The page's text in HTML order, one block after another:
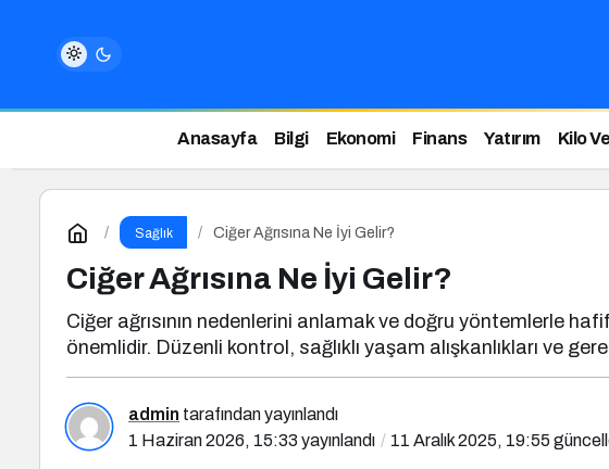
Anasayfa Bilgi Ekonomi Finans Yatırım Kilo
Sağlık Ciğer Ağrısına Ne İyi Gelir?
Ciğer Ağrısına Ne İyi Gelir?
Ciğer ağrısının nedenlerini anlamak ve doğru yöntemlerle
önemlidir. Düzenli kontrol, sağlıklı yaşam alışkanlıkları ve
admin tarafından yayınlandı
1 Haziran 2026, 15:33 yayınlandı 11 Aralık 2025, 19:55